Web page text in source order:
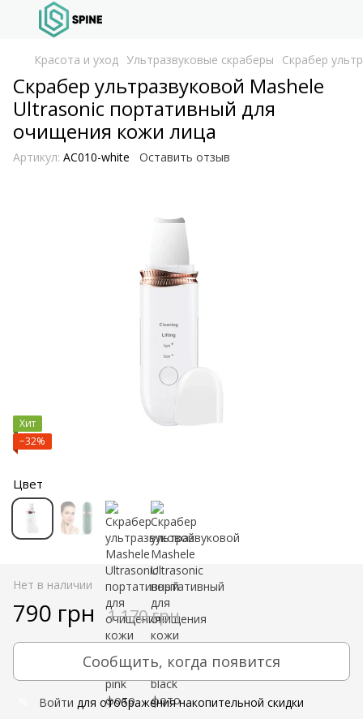
Красота и уход Ультразвуковые скраберы Скрабер
Скрабер ультразвуковой Mashele
Ultrasonic портативный для
очищения кожи лица
Артикул: AC010-white Оставить отзыв
Хит
−32%
Цвет
Нет в наличии
790 грн 1 170 грн
Сообщить, когда появится
Войти для отображения накопительной скидки